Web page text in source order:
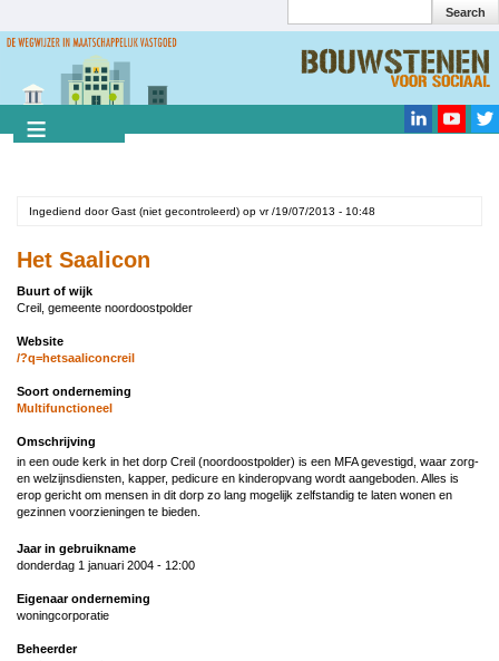
naar
gaan
Search
Ingediend doorGast (niet gecontroleerd) op vr /19/07/2013 - 10:48
Het Saalicon
Buurt of wijk
Creil, gemeente noordoostpolder
Website
/?q=hetsaaliconcreil
Soort onderneming
Multifunctioneel
Omschrijving
in een oude kerk in het dorp Creil (noordoostpolder) is een MFA gevestigd, waar zorg-
en welzijnsdiensten, kapper, pedicure en kinderopvang wordt aangeboden. Alles is
erop gericht om mensen in dit dorp zo lang mogelijk zelfstandig te laten wonen en
gezinnen voorzieningen te bieden.
Jaar in gebruikname
donderdag 1 januari 2004 - 12:00
Eigenaar onderneming
woningcorporatie
Beheerder